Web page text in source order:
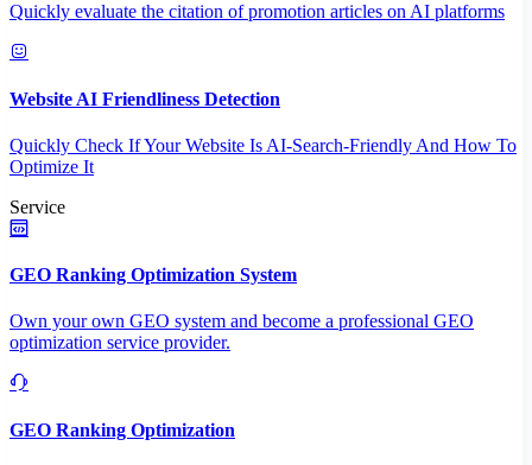
Quickly evaluate the citation of promotion articles on AI platforms
Website AI Friendliness Detection
Quickly Check If Your Website Is AI-Search-Friendly And How To
Optimize It
Service
GEO Ranking Optimization System
Own your own GEO system and become a professional GEO
optimization service provider.
GEO Ranking Optimization